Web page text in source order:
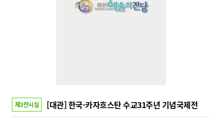
제3전시실 [대관] 한국-카자흐스탄 수교31주년 기념국제전